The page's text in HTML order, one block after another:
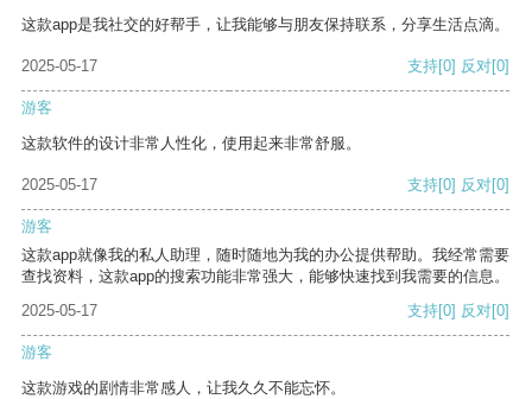
这款app是我社交的好帮手，让我能够与朋友保持联系，分享生活点滴。
2025-05-17 支持[0] 反对[0]
游客
这款软件的设计非常人性化，使用起来非常舒服。
2025-05-17 支持[0] 反对[0]
游客
这款app就像我的私人助理，随时随地为我的办公提供帮助。我经常需要
查找资料，这款app的搜索功能非常强大，能够快速找到我需要的信息。
2025-05-17
支持[0] 反对[0]
游客
这款游戏的剧情非常感人，让我久久不能忘怀。